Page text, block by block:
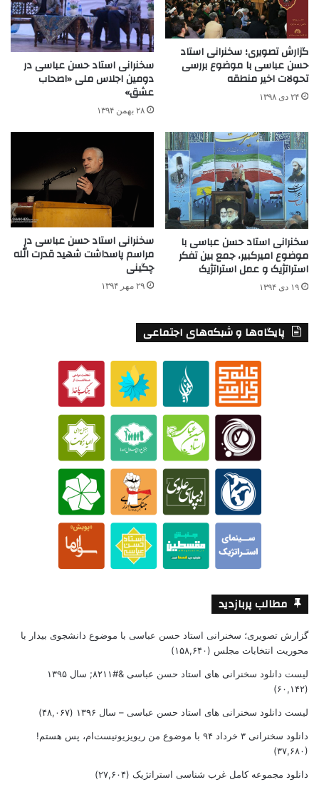
گزارش تصویری؛ سخنرانی استاد
حسن عباسی با موضوع بررسی
تحولات اخیر منطقه
۲۴ دی ۱۳۹۸
سخنرانی استاد حسن عباسی در
دومین اجلاس ملی «اصحاب
عشق»
۲۸ بهمن ۱۳۹۴
سخنرانی استاد حسن عباسی با
موضوع امیرکبیر، جمع بین تفکر
استراتژیک و عمل استراتژیک
۱۹ دی ۱۳۹۴
سخنرانی استاد حسن عباسی در
مراسم پاسداشت شهید قدرت الله
چگینی
۲۹ مهر ۱۳۹۴
پایگاه‌ها و شبکه‌های اجتماعی
مطالب پربازدید
گزارش تصویری؛ سخنرانی استاد حسن عباسی با موضوع دانشجوی بیدار با
محوریت انتخابات مجلس (۱۵۸,۶۴۰)
لیست دانلود سخنرانی های استاد حسن عباسی &#۸۲۱۱; سال ۱۳۹۵
(۶۰,۱۴۲)
لیست دانلود سخنرانی های استاد حسن عباسی – سال ۱۳۹۶ (۴۸,۰۶۷)
دانلود سخنرانی ۳ خرداد ۹۴ با موضوع من ریویزیونیست‌ام، پس هستم!
(۳۷,۶۸۰)
دانلود مجموعه کامل غرب شناسی استراتژیک (۲۷,۶۰۴)